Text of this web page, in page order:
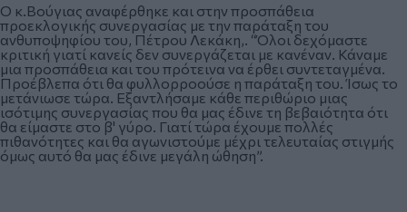
Ο κ.Βούγιας αναφέρθηκε και στην προσπάθεια
προεκλογικής συνεργασίας με την παράταξη του
ανθυποψηφίου του, Πέτρου Λεκάκη,. “Όλοι δεχόμαστε
κριτική γιατί κανείς δεν συνεργάζεται με κανέναν. Κάναμε
μια προσπάθεια και του πρότεινα να έρθει συντεταγμένα.
Προέβλεπα ότι θα φυλλορροούσε η παράταξη του. Ίσως το
μετάνιωσε τώρα. Εξαντλήσαμε κάθε περιθώριο μιας
ισότιμης συνεργασίας που θα μας έδινε τη βεβαιότητα ότι
θα είμαστε στο β' γύρο. Γιατί τώρα έχουμε πολλές
πιθανότητες και θα αγωνιστούμε μέχρι τελευταίας στιγμής
όμως αυτό θα μας έδινε μεγάλη ώθηση”.